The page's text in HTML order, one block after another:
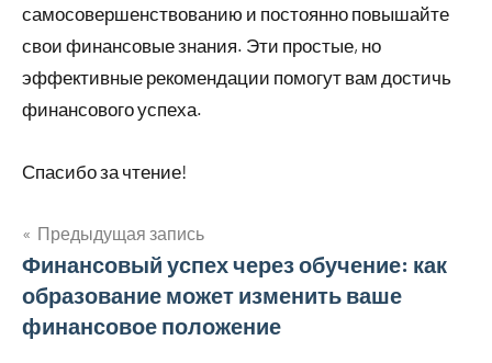
самосовершенствованию и постоянно повышайте
свои финансовые знания. Эти простые, но
эффективные рекомендации помогут вам достичь
финансового успеха.
Спасибо за чтение!
Навигация
по
Предыдущая запись
Финансовый успех через обучение: как
образование может изменить ваше
финансовое положение